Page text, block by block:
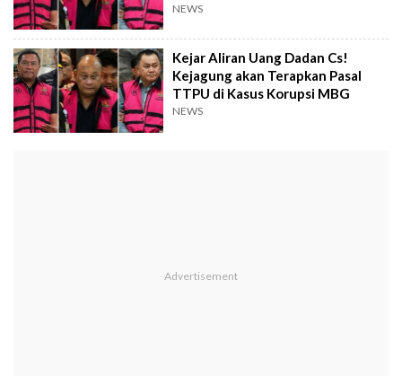
NEWS
Kejar Aliran Uang Dadan Cs!
Kejagung akan Terapkan Pasal
TTPU di Kasus Korupsi MBG
NEWS